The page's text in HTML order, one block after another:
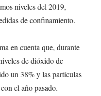
niveles del 2019,
de confinamiento.
en cuenta que, durante
de dióxido de
un 38% y las partículas
el año pasado.